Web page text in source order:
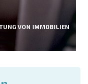
VON IMMOBILIEN